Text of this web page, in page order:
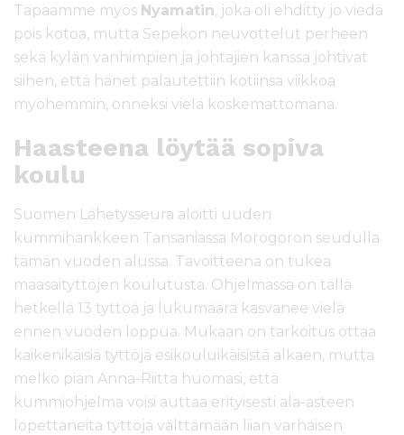
Tapaamme myös Nyamatin, joka oli ehditty jo viedä
pois kotoa, mutta Sepekon neuvottelut perheen
sekä kylän vanhimpien ja johtajien kanssa johtivat
siihen, että hänet palautettiin kotiinsa viikkoa
myöhemmin, onneksi vielä koskemattomana.
Haasteena löytää sopiva
koulu
Suomen Lähetysseura aloitti uuden
kummihankkeen Tansaniassa Morogoron seudulla
tämän vuoden alussa. Tavoitteena on tukea
maasaityttöjen koulutusta. Ohjelmassa on tällä
hetkellä 13 tyttöä ja lukumäärä kasvanee vielä
ennen vuoden loppua. Mukaan on tarkoitus ottaa
kaikenikäisiä tyttöjä esikouluikäisistä alkaen, mutta
melko pian Anna-Riitta huomasi, että
kummiohjelma voisi auttaa erityisesti ala-asteen
lopettaneita tyttöjä välttämään liian varhaisen